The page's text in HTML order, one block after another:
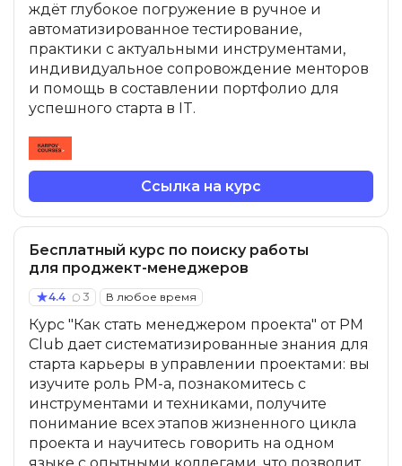
ждёт глубокое погружение в ручное и
автоматизированное тестирование,
практики с актуальными инструментами,
индивидуальное сопровождение менторов
и помощь в составлении портфолио для
успешного старта в IT.
Ссылка на курс
Бесплатный курс по поиску работы
для проджект-менеджеров
4.4 3 В любое время
Курс "Как стать менеджером проекта" от PM
Club дает систематизированные знания для
старта карьеры в управлении проектами: вы
изучите роль PM-а, познакомитесь с
инструментами и техниками, получите
понимание всех этапов жизненного цикла
проекта и научитесь говорить на одном